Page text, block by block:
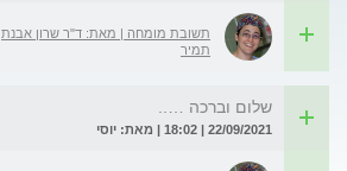
תשובת מומחה | מאת: ד"ר שרון אבנת
תמיר
שלום וברכה …..
22/09/2021 | 18:02 | מאת: יוסי